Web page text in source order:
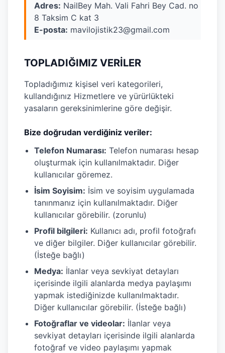
Adres: NailBey Mah. Vali Fahri Bey Cad. no
8 Taksim C kat 3
E-posta: mavilojistik23@gmail.com
TOPLADIĞIMIZ VERİLER
Topladığımız kişisel veri kategorileri,
kullandığınız Hizmetlere ve yürürlükteki
yasaların gereksinimlerine göre değişir.
Bize doğrudan verdiğiniz veriler:
Telefon Numarası: Telefon numarası hesap
oluşturmak için kullanılmaktadır. Diğer
kullanıcılar göremez.
İsim Soyisim: İsim ve soyisim uygulamada
tanınmanız için kullanılmaktadır. Diğer
kullanıcılar görebilir. (zorunlu)
Profil bilgileri: Kullanıcı adı, profil fotoğrafı
ve diğer bilgiler. Diğer kullanıcılar görebilir.
(İsteğe bağlı)
Medya: İlanlar veya sevkiyat detayları
içerisinde ilgili alanlarda medya paylaşımı
yapmak istediğinizde kullanılmaktadır.
Diğer kullanıcılar görebilir. (İsteğe bağlı)
Fotoğraflar ve videolar: İlanlar veya
sevkiyat detayları içerisinde ilgili alanlarda
fotoğraf ve video paylaşımı yapmak